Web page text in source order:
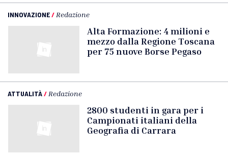
INNOVAZIONE/ Redazione
Alta Formazione: 4 milioni e
mezzo dalla Regione Toscana
per 75 nuove Borse Pegaso
ATTUALITÀ/ Redazione
2800 studenti in gara per i
Campionati italiani della
Geografia di Carrara